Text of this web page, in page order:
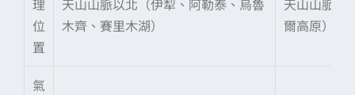
位
置
木齊、賽里木湖）
爾高原）
氣